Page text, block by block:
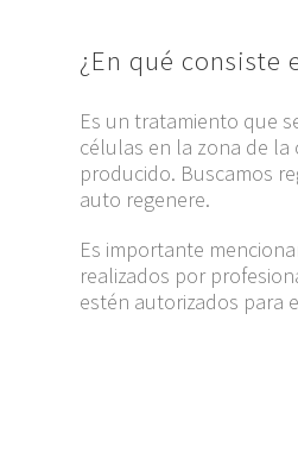
¿En qué consiste
Es un tratamiento que
células en la zona de
producido. Buscamos
auto regenere.
Es importante
realizados por
estén autorizados para